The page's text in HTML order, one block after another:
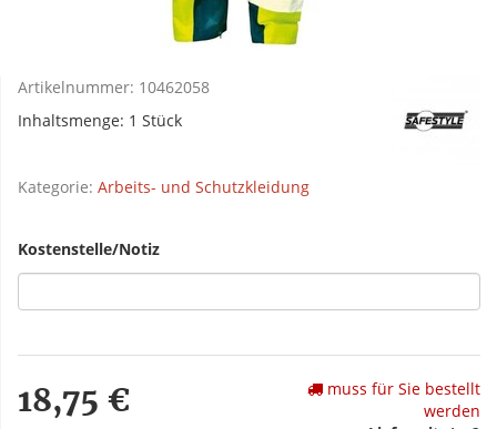
Artikelnummer: 10462058
Inhaltsmenge: 1 Stück
Kategorie: Arbeits- und Schutzkleidung
Kostenstelle/Notiz
18,75 €
muss für Sie bestellt
werden